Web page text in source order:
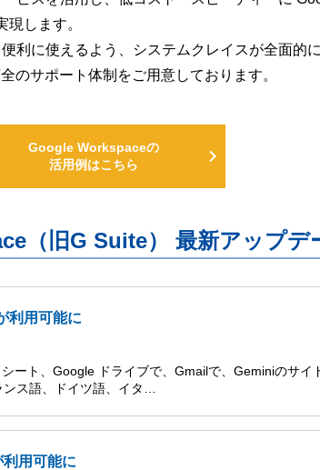
します。
利に使えるよう、システムクレイスが全面的
のサポート体制をご用意しております。
Google Workspaceの
活用例はこちら
（旧G Suite） 最新アップデ
利用可能に
ート、Google ドライブで、Gmailで、Geminiのサイ
ス語、ドイツ語、イタ…
用可能に